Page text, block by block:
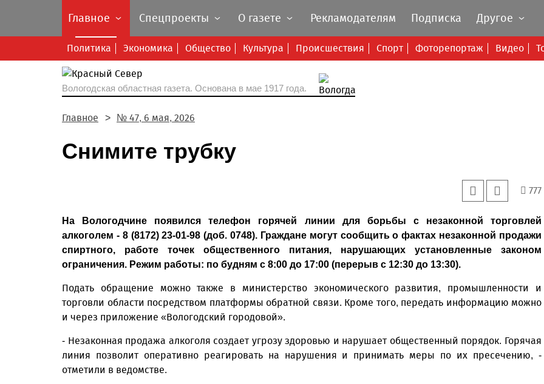
Главное
Политика Экономика Общество Культура Происшествия Спорт Фоторепортаж Видео
Спецпроекты О газете Рекламодателям Подписка Другое
Вологодская областная газета. Основана в мае 1917 года.
Главное № 47, 6 мая, 2026
Снимите трубку
777
На Вологодчине появился телефон горячей линии для борьбы с незаконной торговлей
алкоголем - 8 (8172) 23-01-98 (доб. 0748). Граждане могут сообщить о фактах незаконной продажи
спиртного, работе точек общественного питания, нарушающих установленные законом
ограничения. Режим работы: по будням с 8:00 до 17:00 (перерыв с 12:30 до 13:30).
Подать обращение можно также в министерство экономического развития, промышленности и
торговли области посредством платформы обратной связи. Кроме того, передать информацию можно
и через приложение «Вологодский городовой».
- Незаконная продажа алкоголя создает угрозу здоровью и нарушает общественный порядок. Горячая
линия позволит оперативно реагировать на нарушения и принимать меры по их пресечению, -
отметили в ведомстве.